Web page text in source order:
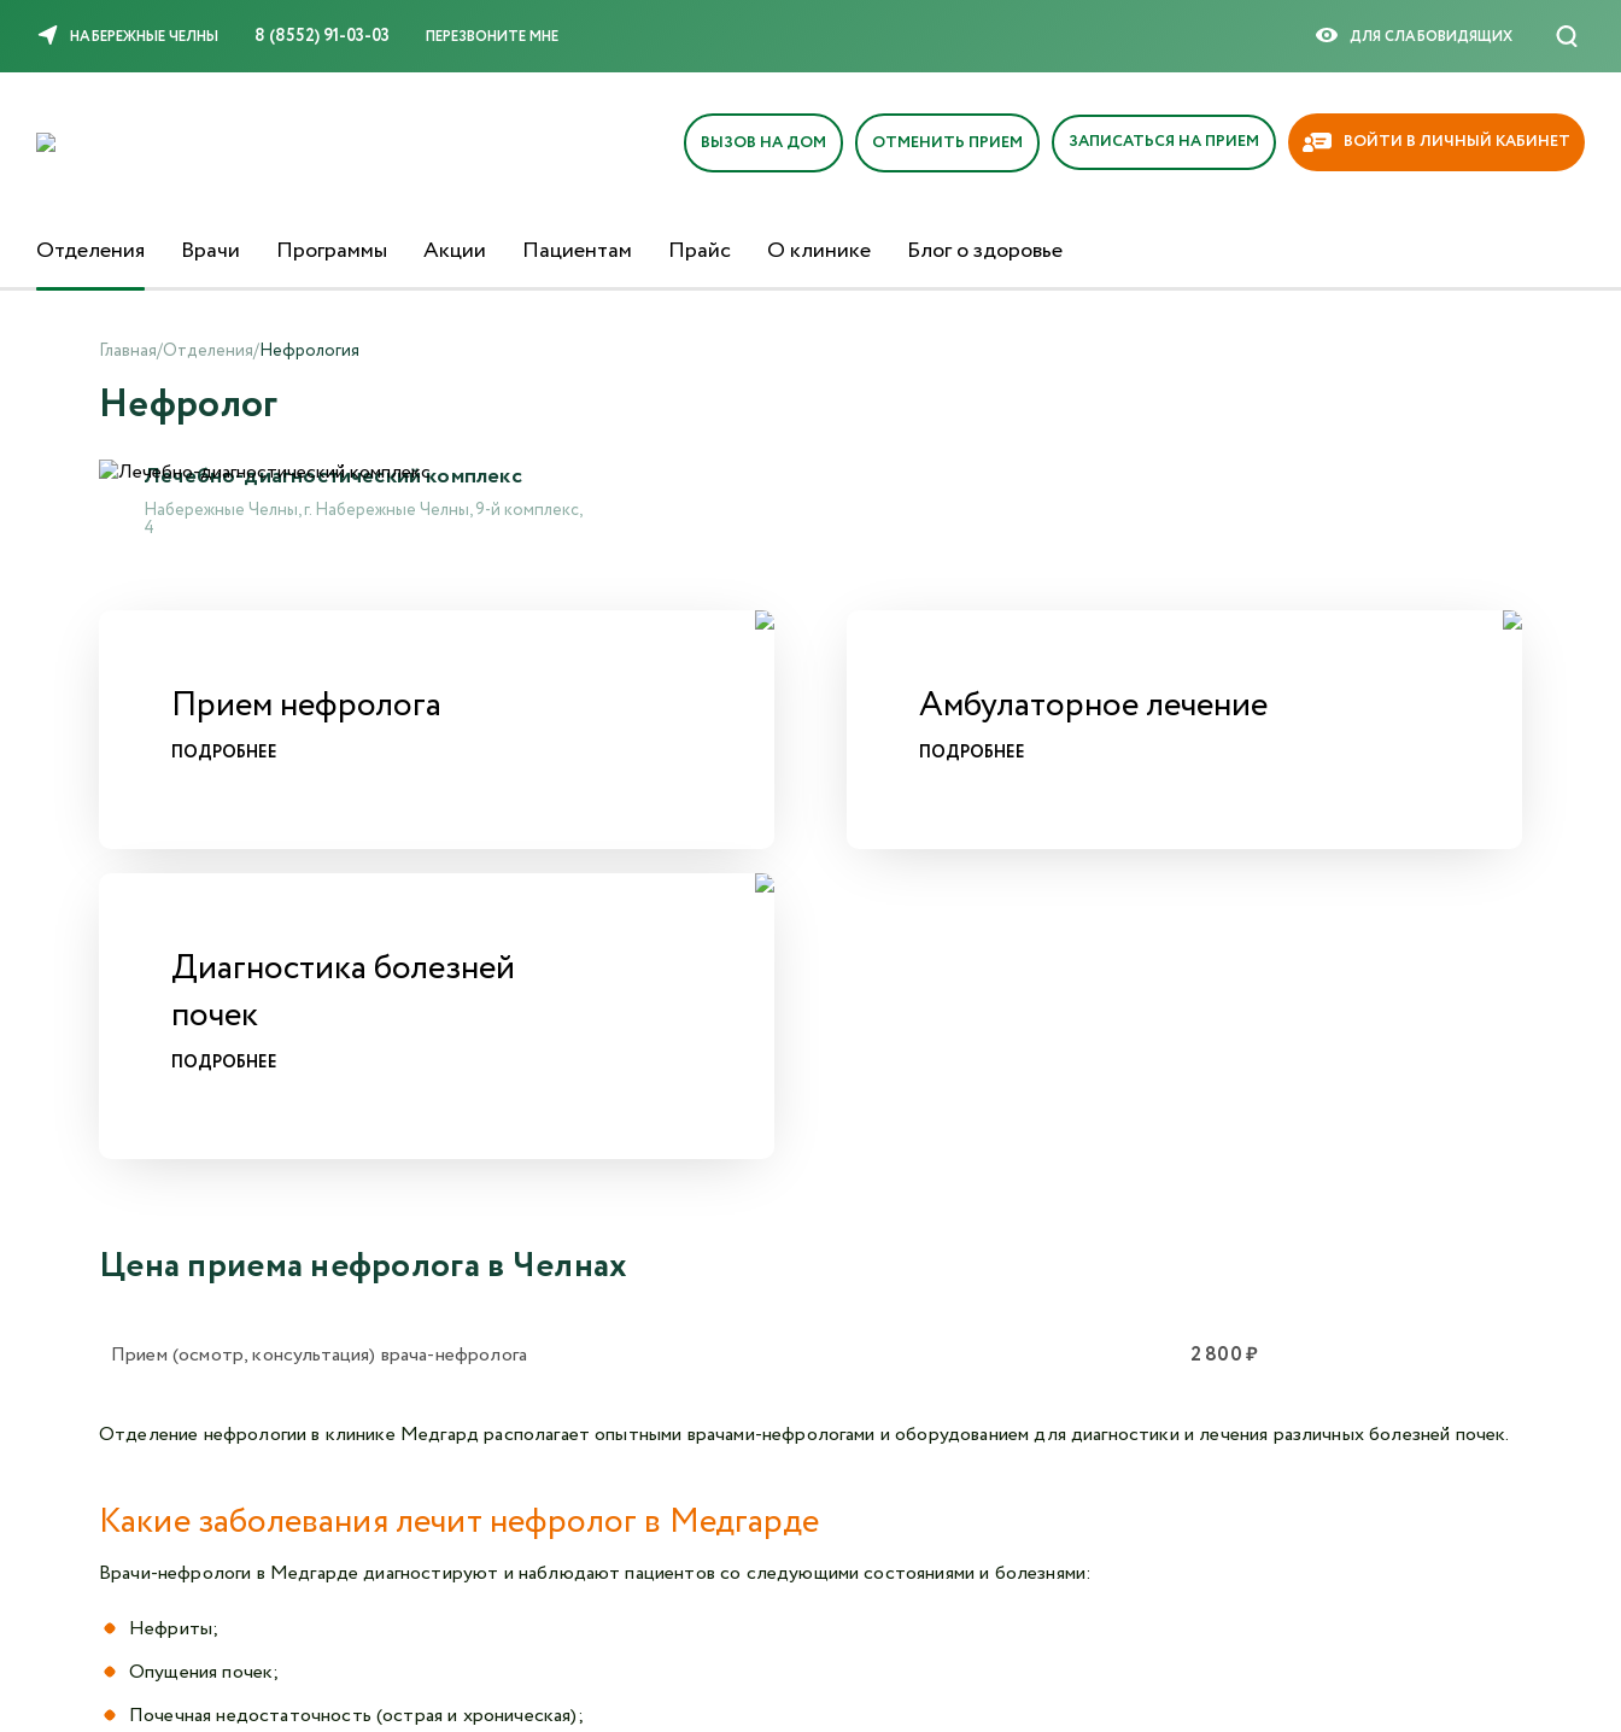
НАБЕРЕЖНЫЕ ЧЕЛНЫ 8 (8552) 91-03-03 ПЕРЕЗВОНИТЕ МНЕ ДЛЯ СЛАБОВИДЯЩИX
ВЫЗОВ НА ДОМ ОТМЕНИТЬ ПРИЕМ ЗАПИСАТЬСЯ НА ПРИЕМ ВОЙТИ В ЛИЧНЫЙ КАБИНЕТ
Отделения Врачи Программы Акции Пациентам Прайс О клинике Блог о здоровье
Главная/Отделения/Нефрология
Нефролог
Лечебно-диагностический комплекс
Набережные Челны, г. Набережные Челны, 9-й комплекс,
4
Прием нефролога
ПОДРОБНЕЕ
Амбулаторное лечение
ПОДРОБНЕЕ
Диагностика болезней
почек
ПОДРОБНЕЕ
Цена приема нефролога в Челнах
Прием (осмотр, консультация) врача-нефролога 2 800 ₽
Отделение нефрологии в клинике Медгард располагает опытными врачами-нефрологами и оборудованием для диагностики и лечения различных болезней почек.
Какие заболевания лечит нефролог в Медгарде
Врачи-нефрологи в Медгарде диагностируют и наблюдают пациентов со следующими состояниями и болезнями:
Нефриты;
Опущения почек;
Почечная недостаточность (острая и хроническая);